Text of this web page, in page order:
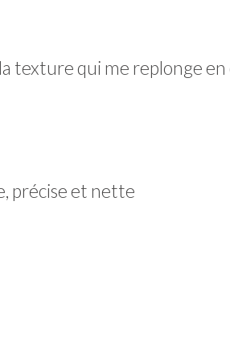
texture qui me replonge
précise et nette